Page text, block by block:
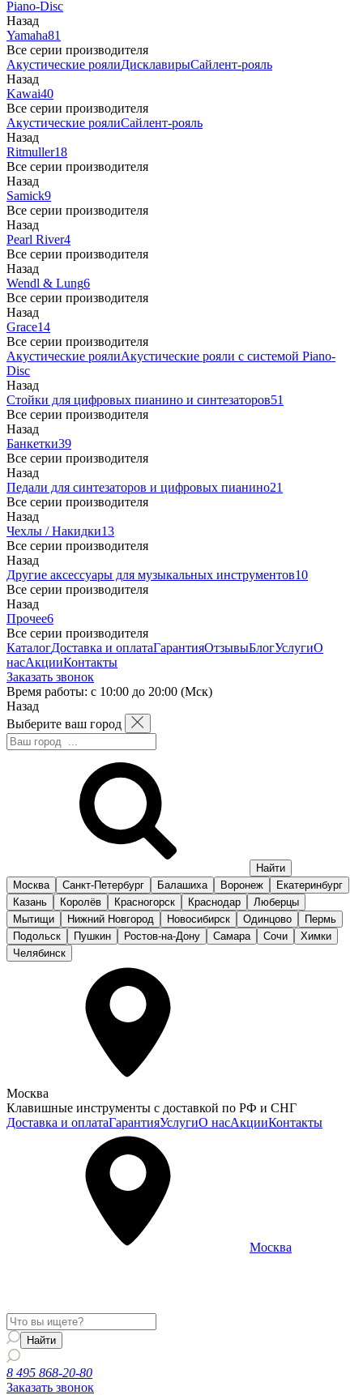
Piano-Disc
Назад
Yamaha81
Все серии производителя
Акустические роялиДисклавирыСайлент-рояль
Назад
Kawai40
Все серии производителя
Акустические роялиСайлент-рояль
Назад
Ritmuller18
Все серии производителя
Назад
Samick9
Все серии производителя
Назад
Pearl River4
Все серии производителя
Назад
Wendl & Lung6
Все серии производителя
Назад
Grace14
Все серии производителя
Акустические роялиАкустические рояли с системой Piano-
Disc
Назад
Стойки для цифровых пианино и синтезаторов51
Все серии производителя
Назад
Банкетки39
Все серии производителя
Назад
Педали для синтезаторов и цифровых пианино21
Все серии производителя
Назад
Чехлы / Накидки13
Все серии производителя
Назад
Другие аксессуары для музыкальных инструментов10
Все серии производителя
Назад
Прочее6
Все серии производителя
КаталогДоставка и оплатаГарантияОтзывыБлогУслугиО
насАкцииКонтакты
Заказать звонок
Время работы: с 10:00 до 20:00 (Мск)
Назад
Выберите ваш город
Москва Санкт-Петербург Балашиха Воронеж
Екатеринбург
Казань
Королёв Красногорск Краснодар
Люберцы
Мытищи
Нижний Новгород Новосибирск Одинцово
Пермь
Подольск
Пушкин Ростов-на-Дону Самара Сочи
Химки
Челябинск
Москва
Клавишные инструменты с доставкой по РФ и СНГ
Доставка и оплатаГарантияУслугиО насАкцииКонтакты
Москва
8 495 868-20-80
Заказать звонок